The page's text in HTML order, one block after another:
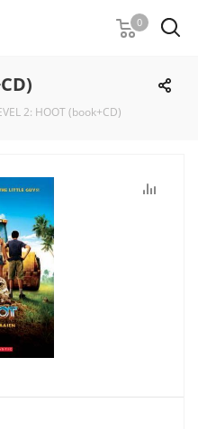
0
2: HOOT (book+CD)